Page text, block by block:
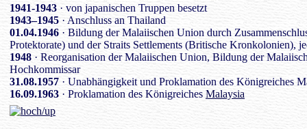
1941-1943 · von japanischen Truppen besetzt
1943–1945 · Anschluss an Thailand
01.04.1946 · Bildung der Malaiischen Union durch
Protektorate) und der Straits Settlements (Britische Kronkolonien),
1948 · Reorganisation der Malaiischen Union, Bildung der
Hochkommissar
31.08.1957 · Unabhängigkeit und Proklamation des Königreiches
16.09.1963 · Proklamation des Königreiches Malaysia